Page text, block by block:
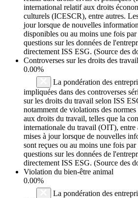
international relatif aux droits
culturels (ICESCR), entre autres.
jour lorsque de nouvelles
disponibles ou au moins une fois
questions sur les données de
directement ISS ESG. (Source des
Controverses sur les droits des
0.00%
La pondération des
impliquées dans des controverses
sur les droits du travail selon ISS
notamment de violations des
aux droits du travail, telles que la
internationale du travail (OIT), entre
mises à jour lorsque de nouvelles
sont reçues ou au moins une fois
questions sur les données de
directement ISS ESG. (Source des
Violation du bien-être animal
0.00%
La pondération des